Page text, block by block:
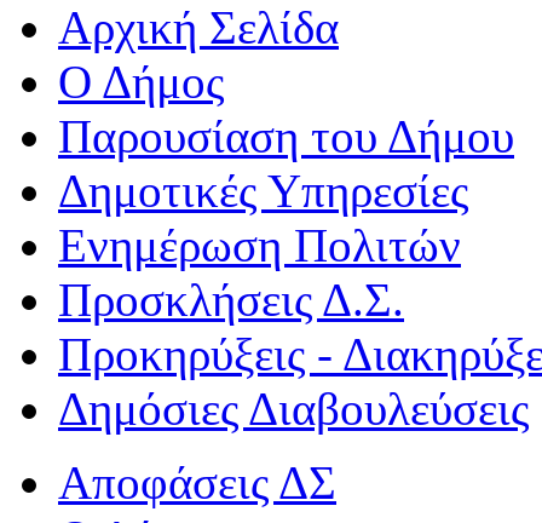
Αρχική Σελίδα
Ο Δήμος
Παρουσίαση του Δήμου
Δημοτικές Υπηρεσίες
Ενημέρωση Πολιτών
Προσκλήσεις Δ.Σ.
Προκηρύξεις -
Δημόσιες Διαβουλεύσεις
Αποφάσεις ΔΣ